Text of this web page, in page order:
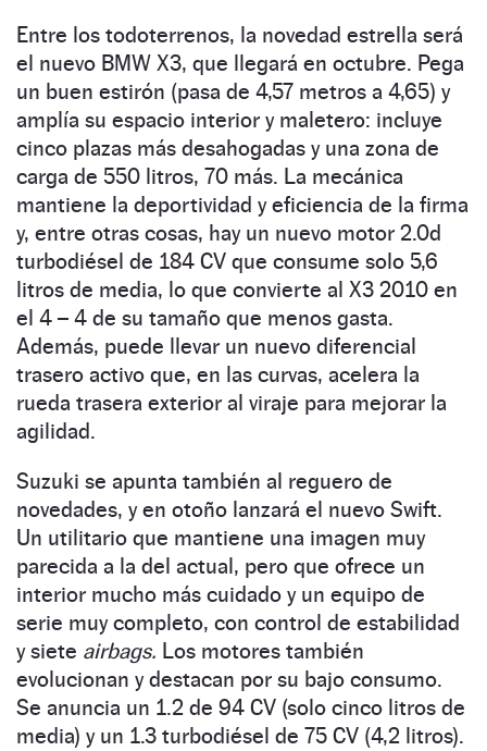
Entre los todoterrenos, la novedad estrella será
el nuevo BMW X3, que llegará en octubre. Pega
un buen estirón (pasa de 4,57 metros a 4,65) y
amplía su espacio interior y maletero: incluye
cinco plazas más desahogadas y una zona de
carga de 550 litros, 70 más. La mecánica
mantiene la deportividad y eficiencia de la firma
y, entre otras cosas, hay un nuevo motor 2.0d
turbodiésel de 184 CV que consume solo 5,6
litros de media, lo que convierte al X3 2010 en
el 4 – 4 de su tamaño que menos gasta.
Además, puede llevar un nuevo diferencial
trasero activo que, en las curvas, acelera la
rueda trasera exterior al viraje para mejorar la
agilidad.
Suzuki se apunta también al reguero de
novedades, y en otoño lanzará el nuevo Swift.
Un utilitario que mantiene una imagen muy
parecida a la del actual, pero que ofrece un
interior mucho más cuidado y un equipo de
serie muy completo, con control de estabilidad
y siete airbags. Los motores también
evolucionan y destacan por su bajo consumo.
Se anuncia un 1.2 de 94 CV (solo cinco litros de
media) y un 1.3 turbodiésel de 75 CV (4,2 litros).